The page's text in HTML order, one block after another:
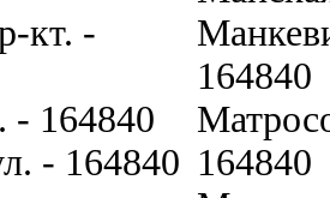
кт. -
- 164840
- 164840
164840
164840